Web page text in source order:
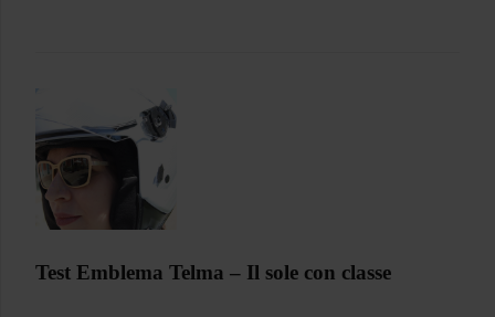
Test Emblema Telma – Il sole con classe